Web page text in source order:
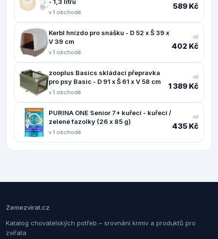
v 1 obchodě
589 Kč
Kerbl hnízdo pro snášku - D 52 x Š 39 x
V 39 cm
v 1 obchodě
od
402 Kč
zooplus Basics skládací přepravka
pro psy Basic - D 91 x Š 61 x V 58 cm
v 1 obchodě
od
1 389 Kč
PURINA ONE Senior 7+ kuřecí - kuřecí /
zelené fazolky (26 x 85 g)
v 1 obchodě
od
435 Kč
Zemezvirat.cz
Katalog chovatelských potřeb – srovnání krmiv a produktů pro
zvířata